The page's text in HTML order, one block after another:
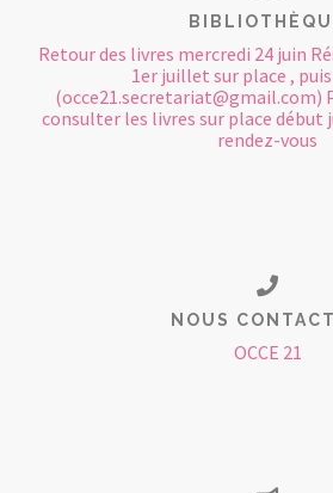
Retour des livres mercredi 24 juin
1er juillet sur place ,
(occe21.secretariat@gmail.com)
consulter les livres sur place
rendez-vous
NOUS
OCCE 21